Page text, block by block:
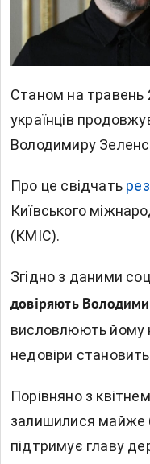
Станом на травень
українців
Володимиру
Про це свідчать
Київського
(КМІС).
Згідно з даними
довіряють
висловлюють йому
недовіри
Порівняно з
залишилися майже
підтримує главу